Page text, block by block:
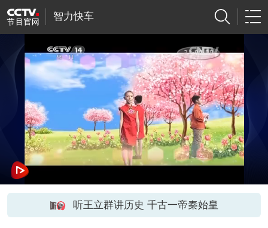
智力快车
听王立群讲历史 千古一帝秦始皇